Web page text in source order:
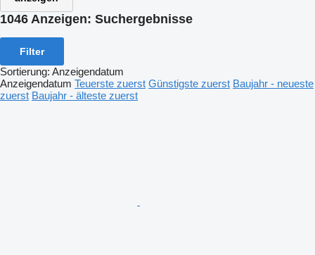
1046 Anzeigen: Suchergebnisse
Filter
Sortierung: Anzeigendatum
Anzeigendatum Teuerste zuerst Günstigste zuerst Baujahr - neueste
zuerst Baujahr - älteste zuerst